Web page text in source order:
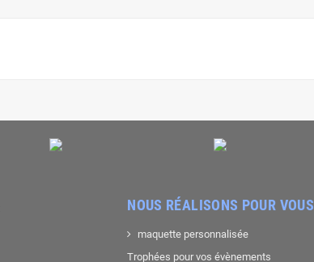
NOUS RÉALISONS POUR VOUS
maquette personnalisée
Trophées pour vos évènements